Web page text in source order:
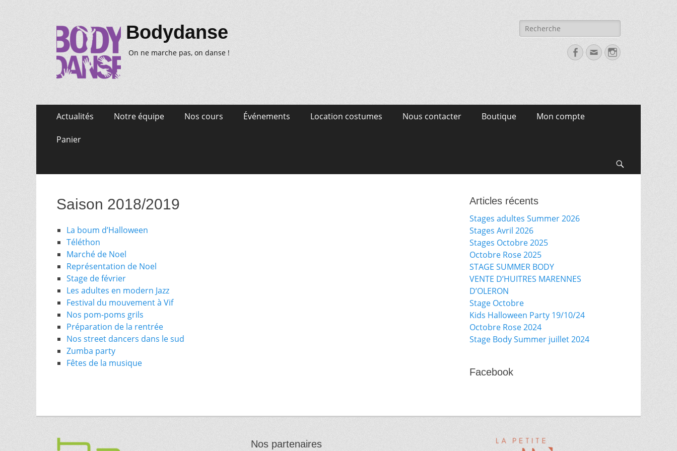
Bodydanse
On ne marche pas, on danse !
Recherche
pour:
Facebook
EmailInstagram
Premier
contenu
Actualités Notre équipe Nos cours Événements Location costumes Nous contacter Boutique Mon compte
Panier
Saison 2018/2019
La boum d’Halloween
Téléthon
Marché de Noel
Représentation de Noel
Stage de février
Les adultes en modern Jazz
Festival du mouvement à Vif
Nos pom-poms grils
Préparation de la rentrée
Nos street dancers dans le sud
Zumba party
Fêtes de la musique
Articles récents
Stages adultes Summer 2026
Stages Avril 2026
Stages Octobre 2025
Octobre Rose 2025
STAGE SUMMER BODY
VENTE D’HUITRES MARENNES
D’OLERON
Stage Octobre
Kids Halloween Party 19/10/24
Octobre Rose 2024
Stage Body Summer juillet 2024
Facebook
Nos partenaires